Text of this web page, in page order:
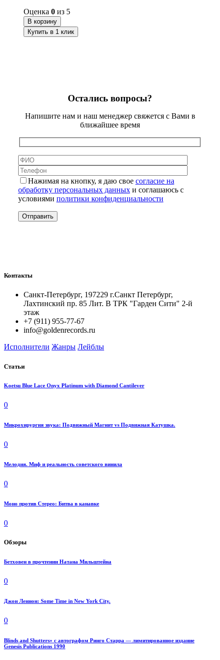
Оценка 0 из 5
В корзину
Купить в 1 клик
Остались вопросы?
Напишите нам и наш менеджер свяжется с Вами в
ближайшее время
Нажимая на кнопку, я даю свое согласие на
обработку персональных данныхи соглашаюсь с
условиями политики конфиденциальности
Контакты
Санкт-Петербург, 197229 г.Санкт Петербург,
Лахтинский пр. 85 Лит. B ТРК "Гарден Сити" 2-й
этаж
+7 (911) 955-77-67
info@goldenrecords.ru
Исполнители Жанры Лейблы
Статьи
Koetsu Blue Lace Onyx Platinum with Diamond Cantilever
0
Микрохирургия звука: Подвижный Магнит vs Подвижная Катушка.
0
Мелодия. Миф и реальность советского винила
0
Моно против Стерео: Битва в канавке
0
Обзоры
Бетховен в прочтении Натана Мильштейна
0
Джон Леннон: Some Time in New York City.
0
Blinds and Shutters» с автографом Ринго Старра — лимитированное издание
Genesis Publications 1990